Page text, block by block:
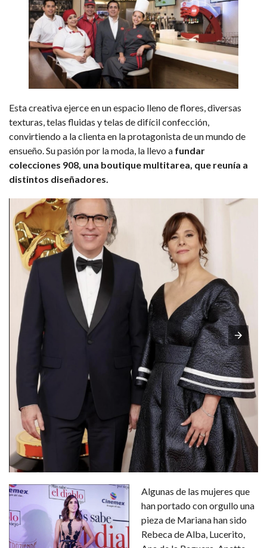
Esta creativa ejerce en un espacio lleno de flores, diversas
texturas, telas fluidas y telas de difícil confección,
convirtiendo a la clienta en la protagonista de un mundo de
ensueño. Su pasión por la moda, la llevo a fundar
colecciones 908, una boutique multitarea, que reunía a
distintos diseñadores.
Algunas de las mujeres que
han portado con orgullo una
pieza de Mariana han sido
Rebeca de Alba, Lucerito,